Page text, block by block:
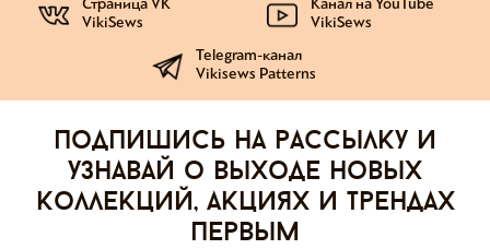
Страница VK
VikiSews
Канал на YouTube
VikiSews
Telegram-канал
Vikisews Patterns
Подпишись на рассылку и
узнавай о выходе новых
коллекций, акциях и трендах
первым